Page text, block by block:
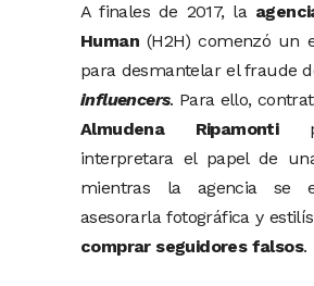
A finales de 2017, la
Human (H2H) comenzó un
para desmantelar el fraude
influencers. Para ello,
Almudena Ripamonti
interpretara el papel de
mientras la agencia se
asesorarla fotográfica y
comprar seguidores falsos.